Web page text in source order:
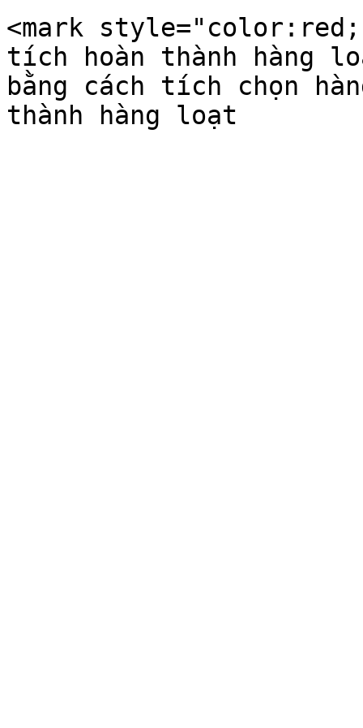
<mark
tích hoàn thành hàng
bằng cách tích chọn